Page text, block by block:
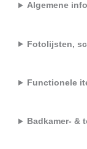
Algemene info
Fotolijsten,
Functionele
Badkamer- &